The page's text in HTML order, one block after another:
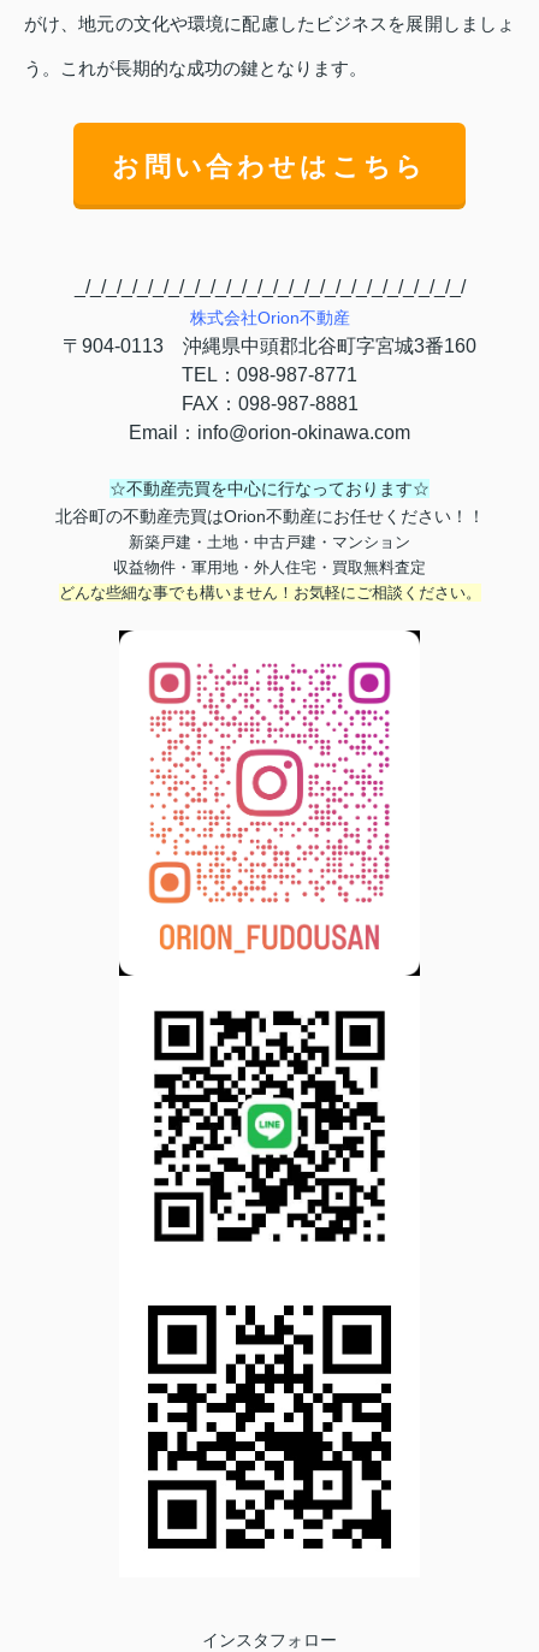
がけ、地元の文化や環境に配慮したビジネスを展開しましょ
う。これが長期的な成功の鍵となります。
お問い合わせはこちら
_/_/_/_/_/_/_/_/_/_/_/_/_/_/_/_/_/_/_/_/_/_/_/_/_/
株式会社Orion不動産
〒 904-0113 沖縄県中頭郡北谷町字宮城3番160
TEL ： 098-987-8771
FAX ： 098-987-8881
Email
： info@orion-okinawa.com
☆不動産売買を中心に行なっております☆
北谷町の不動産売買はOrion不動産にお任せください！！
新築戸建・土地・中古戸建・マンション
収益物件・軍用地・外人住宅・買取無料査定
どんな些細な事でも構いません！お気軽にご相談ください。
インスタフォロー